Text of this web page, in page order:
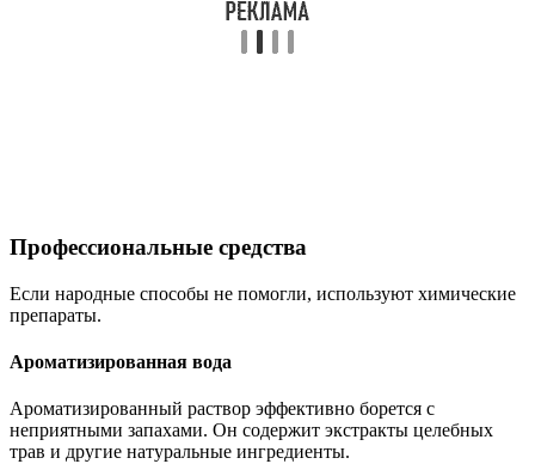
Профессиональные средства
Если народные способы не помогли, используют химические
препараты.
Ароматизированная вода
Ароматизированный раствор эффективно борется с
неприятными запахами. Он содержит экстракты целебных
трав и другие натуральные ингредиенты.